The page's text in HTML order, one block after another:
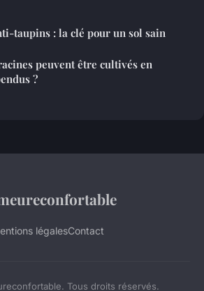
taupins : la clé pour un sol sain
peuvent être cultivés en
?
légalesContact
Tous droits réservés.